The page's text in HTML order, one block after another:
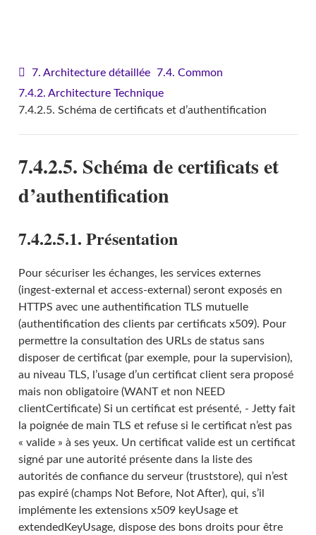
7. Architecture détaillée 7.4. Common
7.4.2. Architecture Technique
7.4.2.5. Schéma de certificats et d’authentification
7.4.2.5. Schéma de certificats et
d’authentification
7.4.2.5.1. Présentation
Pour sécuriser les échanges, les services externes
(ingest-external et access-external) seront exposés en
HTTPS avec une authentification TLS mutuelle
(authentification des clients par certificats x509). Pour
permettre la consultation des URLs de status sans
disposer de certificat (par exemple, pour la supervision),
au niveau TLS, l’usage d’un certificat client sera proposé
mais non obligatoire (WANT et non NEED
clientCertificate) Si un certificat est présenté, - Jetty fait
la poignée de main TLS et refuse si le certificat n’est pas
« valide » à ses yeux. Un certificat valide est un certificat
signé par une autorité présente dans la liste des
autorités de confiance du serveur (truststore), qui n’est
pas expiré (champs Not Before, Not After), qui, s’il
implémente les extensions x509 keyUsage et
extendedKeyUsage, dispose des bons droits pour être